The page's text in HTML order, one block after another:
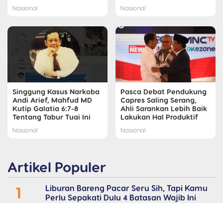
Nasional Nasional
Singgung Kasus Narkoba
Andi Arief, Mahfud MD
Kutip Galatia 6:7-8
Tentang Tabur Tuai Ini
Nasional
Pasca Debat Pendukung
Capres Saling Serang,
Ahli Sarankan Lebih Baik
Lakukan Hal Produktif
Nasional
Artikel Populer
1
Liburan Bareng Pacar Seru Sih, Tapi Kamu
Perlu Sepakati Dulu 4 Batasan Wajib Ini